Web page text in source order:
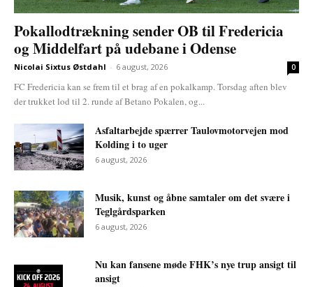
Pokallodtrækning sender OB til Fredericia
og Middelfart på udebane i Odense
Nicolai Sixtus Østdahl - 6 august, 2026 0
FC Fredericia kan se frem til et brag af en pokalkamp. Torsdag aften blev
der trukket lod til 2. runde af Betano Pokalen, og...
Asfaltarbejde spærrer Taulovmotorvejen mod
Kolding i to uger
6 august, 2026
Musik, kunst og åbne samtaler om det svære i
Teglgårdsparken
6 august, 2026
Nu kan fansene møde FHK’s nye trup ansigt til
ansigt